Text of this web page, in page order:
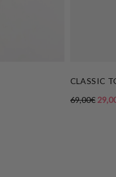
CLASSIC
69,00€